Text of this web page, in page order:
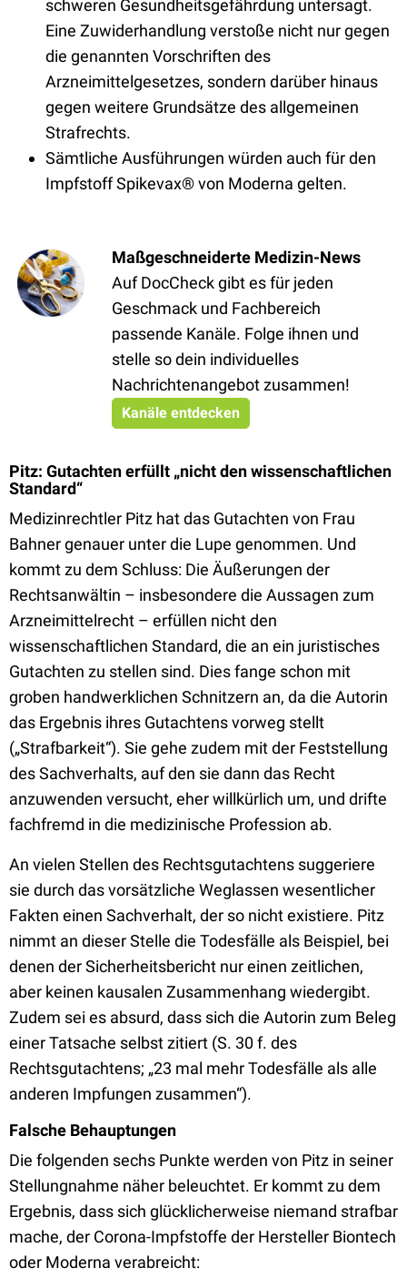
schweren Gesundheitsgefährdung untersagt.
Eine Zuwiderhandlung verstoße nicht nur gegen
die genannten Vorschriften des
Arzneimittelgesetzes, sondern darüber hinaus
gegen weitere Grundsätze des allgemeinen
Strafrechts.
Sämtliche Ausführungen würden auch für den
Impfstoff Spikevax® von Moderna gelten.
Maßgeschneiderte Medizin-News
Auf DocCheck gibt es für jeden
Geschmack und Fachbereich
passende Kanäle. Folge ihnen und
stelle so dein individuelles
Nachrichtenangebot zusammen!
Kanäle entdecken
Pitz: Gutachten erfüllt „nicht den wissenschaftlichen
Standard“
Medizinrechtler Pitz hat das Gutachten von Frau
Bahner genauer unter die Lupe genommen. Und
kommt zu dem Schluss: Die Äußerungen der
Rechtsanwältin – insbesondere die Aussagen zum
Arzneimittelrecht – erfüllen nicht den
wissenschaftlichen Standard, die an ein juristisches
Gutachten zu stellen sind. Dies fange schon mit
groben handwerklichen Schnitzern an, da die Autorin
das Ergebnis ihres Gutachtens vorweg stellt
(„Strafbarkeit“). Sie gehe zudem mit der Feststellung
des Sachverhalts, auf den sie dann das Recht
anzuwenden versucht, eher willkürlich um, und drifte
fachfremd in die medizinische Profession ab.
An vielen Stellen des Rechtsgutachtens suggeriere
sie durch das vorsätzliche Weglassen wesentlicher
Fakten einen Sachverhalt, der so nicht existiere. Pitz
nimmt an dieser Stelle die Todesfälle als Beispiel, bei
denen der Sicherheitsbericht nur einen zeitlichen,
aber keinen kausalen Zusammenhang wiedergibt.
Zudem sei es absurd, dass sich die Autorin zum Beleg
einer Tatsache selbst zitiert (S. 30 f. des
Rechtsgutachtens; „23 mal mehr Todesfälle als alle
anderen Impfungen zusammen“).
Falsche Behauptungen
Die folgenden sechs Punkte werden von Pitz in seiner
Stellungnahme näher beleuchtet. Er kommt zu dem
Ergebnis, dass sich glücklicherweise niemand strafbar
mache, der Corona-Impfstoffe der Hersteller Biontech
oder Moderna verabreicht: